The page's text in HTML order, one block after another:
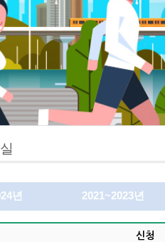
년 2021~2023년
신청